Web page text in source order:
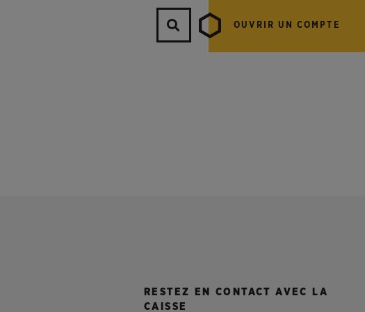
OUVRIR UN COMPTE
RESTEZ EN CONTACT AVEC LA
CAISSE